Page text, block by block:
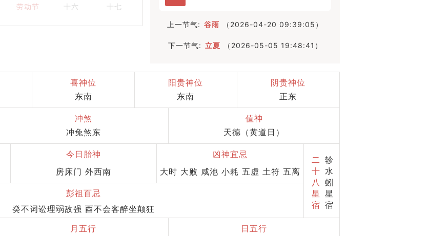
劳动节 十六 十七
上一节气: 谷雨 （2026-04-20 09:39:05）
下一节气: 立夏 （2026-05-05 19:48:41）
喜神位
东南
阳贵神位
东南
阴贵神位
正东
冲煞
冲兔煞东
值神
天德（黄道日）
今日胎神
房床门 外西南
凶神宜忌
大时 大败 咸池 小耗 五虚 土符 五离
彭祖百忌
癸不词讼理弱敌强 酉不会客醉坐颠狂
二
十
八
星
宿
轸
水
蚓
星
宿
月五行
日五行